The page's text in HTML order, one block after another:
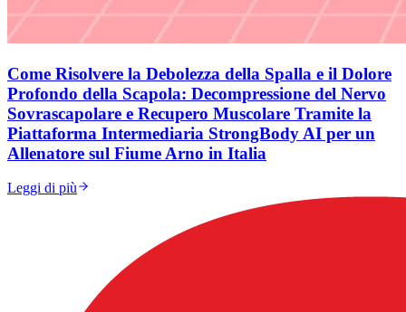
Come Risolvere la Debolezza della Spalla e il Dolore
Profondo della Scapola: Decompressione del Nervo
Sovrascapolare e Recupero Muscolare Tramite la
Piattaforma Intermediaria StrongBody AI per un
Allenatore sul Fiume Arno in Italia
Leggi di più